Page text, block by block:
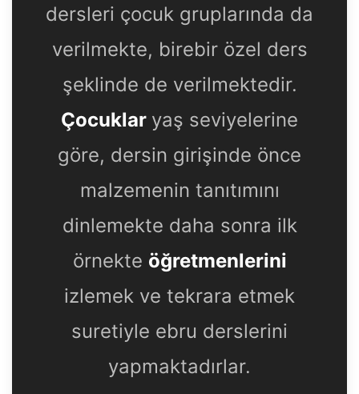
dersleri çocuk gruplarında da
verilmekte, birebir özel ders
şeklinde de verilmektedir.
Çocuklar yaş seviyelerine
göre, dersin girişinde önce
malzemenin tanıtımını
dinlemekte daha sonra ilk
örnekte öğretmenlerini
izlemek ve tekrara etmek
suretiyle ebru derslerini
yapmaktadırlar.